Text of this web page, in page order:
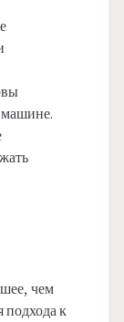
машине.
чем
подхода к